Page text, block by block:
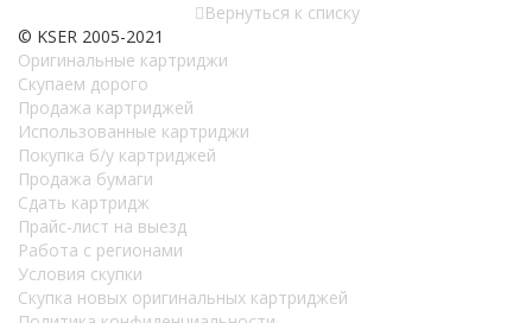
Вернуться к списку
© KSER 2005-2021
Оригинальные картриджи
Скупаем дорого
Продажа картриджей
Использованные картриджи
Покупка б/у картриджей
Продажа бумаги
Сдать картридж
Прайс-лист на выезд
Работа с регионами
Условия скупки
Скупка новых оригинальных картриджей